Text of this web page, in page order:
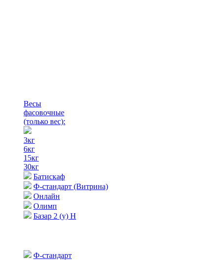
Весы
фасовочные
(только вес):
3кг
6кг
15кг
30кг
Батискаф
Ф-стандарт (Витрина)
Онлайн
Олимп
Базар 2 (у) Н
Ф-стандарт